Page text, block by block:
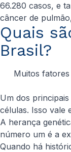
66.280 casos, e
câncer de
Quais
Brasil?
Muitos
Um dos
células. Isso vale
A herança
número um é a
Quando há